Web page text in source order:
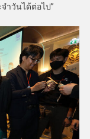
ำวันได้ต่อไป”